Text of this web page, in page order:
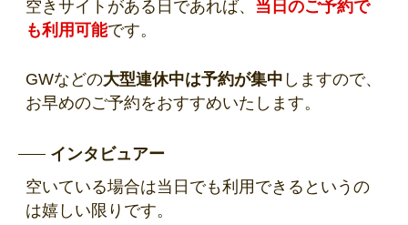
空きサイトがある日であれば、 当日のご予約で
も利用可能です。
GWなどの大型連休中は予約が集中 しますので、
お早めのご予約をおすすめいたします。
インタビュアー
空いている場合は当日でも利用できるというの
は嬉しい限りです。